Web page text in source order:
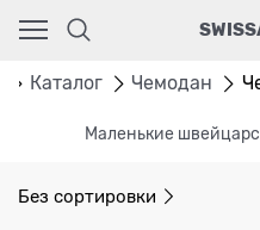
Каталог Чемодан
Маленькие
Без сортировки
Ваш город - Москва,
угадали?
ДА НЕТ